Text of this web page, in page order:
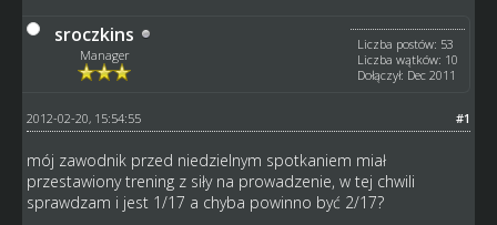
sroczkins
Manager
Liczba postów: 53
Liczba wątków: 10
Dołączył: Dec 2011
#1
2012-02-20, 15:54:55
mój zawodnik przed niedzielnym spotkaniem miał
przestawiony trening z siły na prowadzenie, w tej chwili
sprawdzam i jest 1/17 a chyba powinno być 2/17?